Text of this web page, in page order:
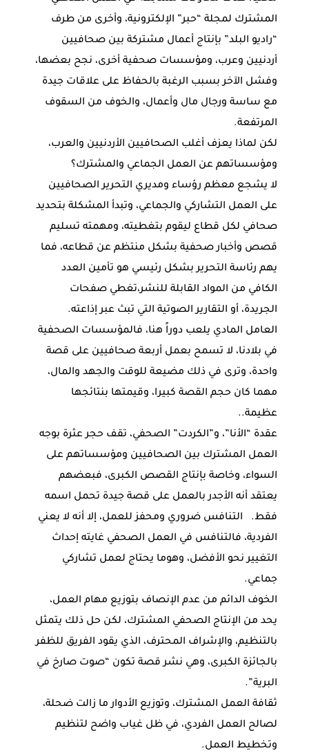
المشترك لمجلة “حبر” الإلكترونية، وأخرى من طرف
“راديو البلد” بإنتاج أعمال مشتركة بين صحافيين
أردنيين وعرب، ومؤسسات صحفية أخرى، نجح بعضها،
وفشل الآخر بسبب الرغبة بالحفاظ على علاقات جيدة
مع ساسة ورجال مال وأعمال، والخوف من السقوف
المرتفعة.
لكن لماذا يعزف أغلب الصحافيين الأردنيين والعرب،
ومؤسساتهم عن العمل الجماعي والمشترك؟
لا يشجع معظم رؤساء ومديري التحرير الصحافيين
على العمل التشاركي والجماعي، وتبدأ المشكلة بتحديد
صحافي لكل قطاع ليقوم بتغطيته، ومهمته تسليم
قصص وأخبار صحفية بشكل منتظم عن قطاعه، فما
يهم رئاسة التحرير بشكل رئيسي هو تأمين العدد
الكافي من المواد القابلة للنشر،تغطي صفحات
الجريدة، أو التقارير الصوتية التي تبث عبر إذاعته.
العامل المادي يلعب دوراً هنا، فالمؤسسات الصحفية
في بلادنا، لا تسمح بعمل أربعة صحافيين على قصة
واحدة، وترى في ذلك مضيعة للوقت والجهد والمال،
مهما كان حجم القصة كبيرا، وقيمتها بنتائجها
عظيمة..
عقدة “الأنا”، و”الكردت” الصحفي، تقف حجر عثرة بوجه
العمل المشترك بين الصحافيين ومؤسساتهم على
السواء، وخاصة بإنتاج القصص الكبرى، فبعضهم
يعتقد أنه الأجدر بالعمل على قصة جيدة تحمل اسمه
فقط. التنافس ضروري ومحفز للعمل، إلا أنه لا يعني
الفردية، فالتنافس في العمل الصحفي غايته إحداث
التغيير نحو الأفضل، وهوما يحتاج لعمل تشاركي
جماعي.
الخوف الدائم من عدم الإنصاف بتوزيع مهام العمل،
يحد من الإنتاج الصحفي المشترك، لكن حل ذلك يتمثل
بالتنظيم، والإشراف المحترف، الذي يقود الفريق للظفر
بالجائزة الكبرى، وهي نشر قصة تكون “صوت صارخ في
البرية”.
ثقافة العمل المشترك، وتوزيع الأدوار ما زالت ضحلة،
لصالح العمل الفردي، في ظل غياب واضح لتنظيم
وتخطيط العمل.